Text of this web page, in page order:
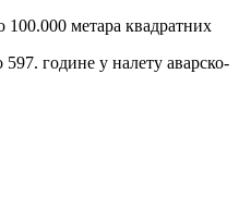
100.000 метара квадратних
године у налету аварско-